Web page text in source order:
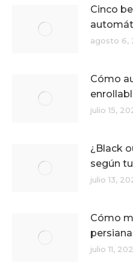
Cinco
agosto 6,
Cómo
julio 15,
¿Black
según
julio 13,
Cómo
julio 11,